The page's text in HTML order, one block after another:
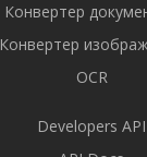
Конвертер
Конвертер
OCR
Developers API